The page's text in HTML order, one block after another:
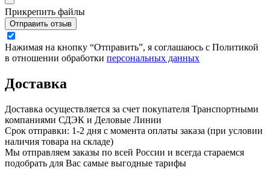
Прикрепить файлы
Отправить отзыв
Нажимая на кнопку “Отправить”, я соглашаюсь с Политикой
в отношении обработки персональных данных
Доставка
Доставка осуществляется за счет покупателя Транспортными
компаниями СДЭК и Деловые Линии
Срок отправки: 1-2 дня с момента оплаты заказа (при условии
наличия товара на складе)
Мы отправляем заказы по всей России и всегда стараемся
подобрать для Вас самые выгодные тарифы